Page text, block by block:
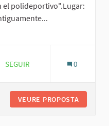
el polideportivo".Lugar:
Previst / en planificació
11 SEGUIDORES
SEGUIR 0
VEURE PROPOSTA